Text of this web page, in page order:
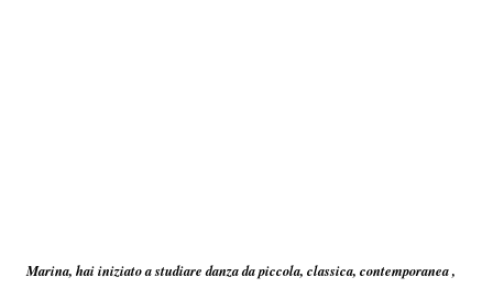
Marina, hai iniziato a studiare danza da piccola, classica, contemporanea ,